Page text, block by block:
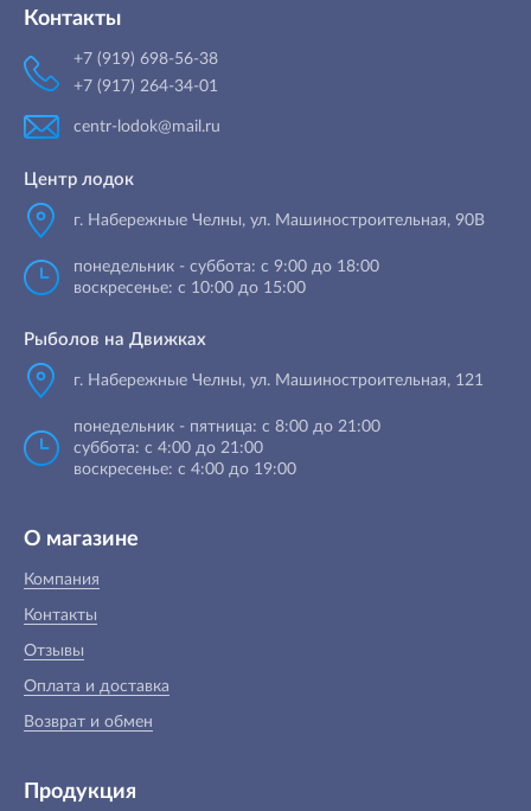
Контакты
+7 (919) 698-56-38
+7 (917) 264-34-01
centr-lodok@mail.ru
Центр лодок
г. Набережные Челны, ул. Машиностроительная, 90B
понедельник - суббота: с 9:00 до 18:00
воскресенье: с 10:00 до 15:00
Рыболов на Движках
г. Набережные Челны, ул. Машиностроительная, 121
понедельник - пятница: с 8:00 до 21:00
суббота: с 4:00 до 21:00
воскресенье: с 4:00 до 19:00
О магазине
Компания
Контакты
Отзывы
Оплата и доставка
Возврат и обмен
Продукция